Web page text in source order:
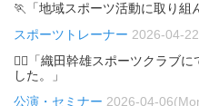
🏃「地域スポーツ活動に取り組
スポーツトレーナー 2026-04-
🏃‍♂️「織田幹雄スポーツクラブ
した。」
公演・セミナー 2026-04-